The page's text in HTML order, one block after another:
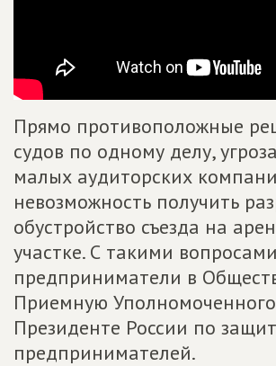
Прямо противоположные
судов по одному делу,
малых аудиторских
невозможность получить
обустройство съезда на
участке. С такими
предприниматели в
Приемную
Президенте России по
предпринимателей.